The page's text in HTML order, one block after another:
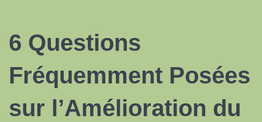
6 Questions
Fréquemment Posées
sur l’Amélioration du